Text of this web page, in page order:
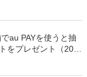
au PAYを使うと抽
をプレゼント（202